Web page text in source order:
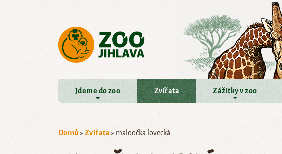
Jdeme do zoo Zvířata Zážitky v zoo
Domů »Zvířata» maloočka lovecká